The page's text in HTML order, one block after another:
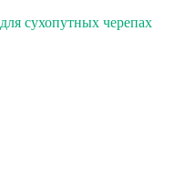
для сухопутных черепах